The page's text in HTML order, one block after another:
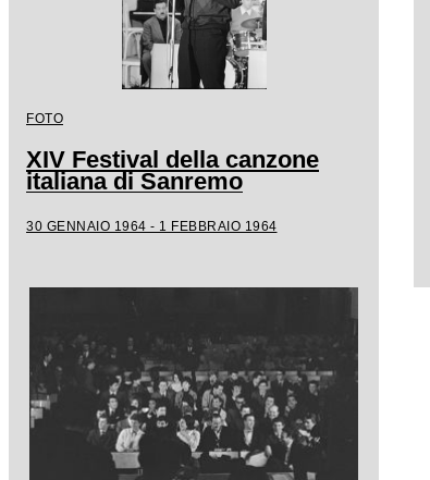
FOTO
XIV Festival della canzone
italiana di Sanremo
30 GENNAIO 1964 - 1 FEBBRAIO 1964